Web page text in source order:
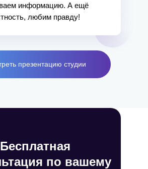
информацию. А ещё
любим правду!
презентацию студии
Бесплатная
по вашему